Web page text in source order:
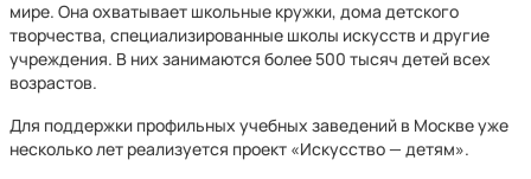
мире. Она охватывает школьные кружки, дома детского
творчества, специализированные школы искусств и другие
учреждения. В них занимаются более 500 тысяч детей всех
возрастов.
Для поддержки профильных учебных заведений в Москве уже
несколько лет реализуется проект «Искусство — детям».